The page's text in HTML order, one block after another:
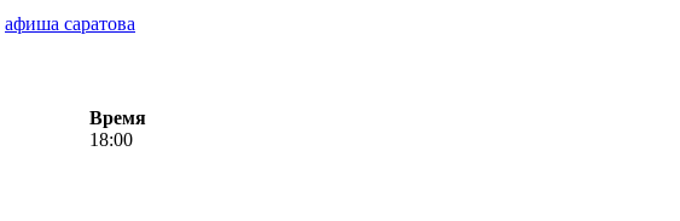
афиша саратова
Время
18:00